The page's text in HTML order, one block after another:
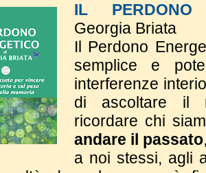
IL PERDONO
Georgia Briata
Il Perdono
semplice e
interferenze
di ascoltare il
ricordare chi
andare il passato
a noi stessi, agli